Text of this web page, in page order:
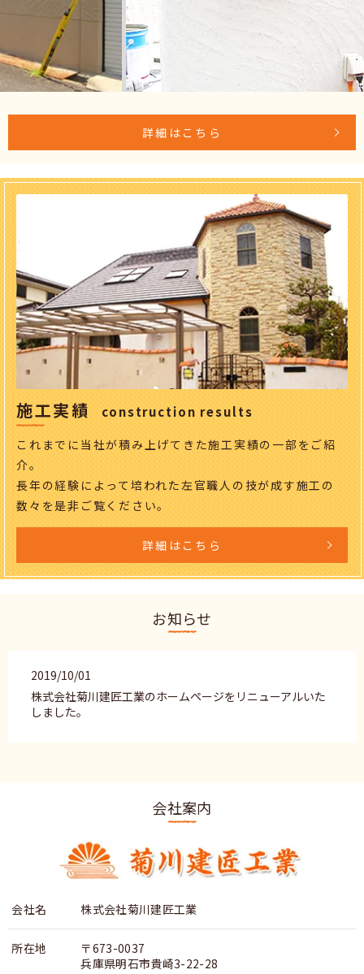
詳細はこちら
施工実績 construction results
これまでに当社が積み上げてきた施工実績の一部をご紹
介。
長年の経験によって培われた左官職人の技が成す施工の
数々を是非ご覧ください。
詳細はこちら
お知らせ
2019/10/01
株式会社菊川建匠工業のホームページをリニューアルいた
しました。
会社案内
会社名 株式会社菊川建匠工業
所在地
〒673-0037
兵庫県明石市貴崎3-22-28